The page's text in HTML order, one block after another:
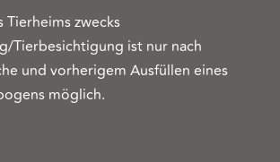
Tierheims zwecks
Tierbesichtigung ist nur nach
und vorherigem Ausfüllen eines
möglich.